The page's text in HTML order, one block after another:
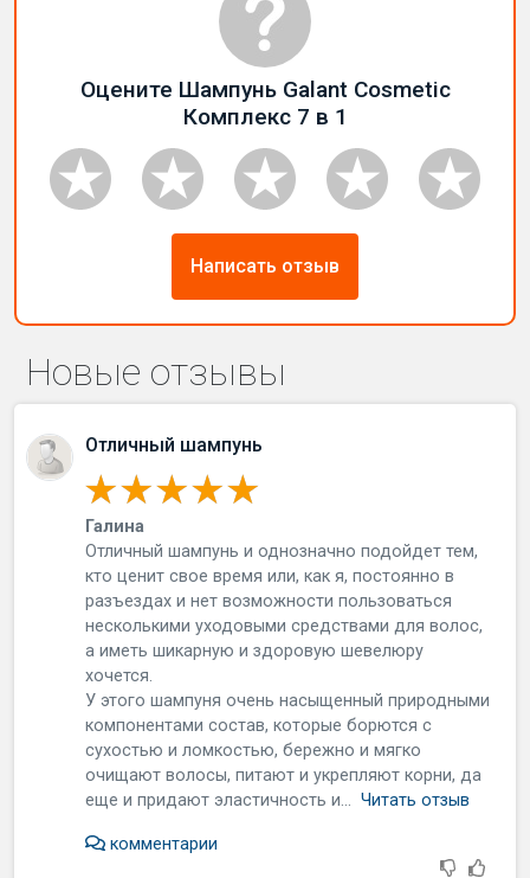
Оцените Шампунь Galant Cosmetic
Комплекс 7 в 1
Написать отзыв
Новые отзывы
Отличный шампунь
Галина
Отличный шампунь и однозначно подойдет тем,
кто ценит свое время или, как я, постоянно в
разъездах и нет возможности пользоваться
несколькими уходовыми средствами для волос,
а иметь шикарную и здоровую шевелюру
хочется.
У этого шампуня очень насыщенный природными
компонентами состав, которые борются с
сухостью и ломкостью, бережно и мягко
очищают волосы, питают и укрепляют корни, да
еще и придают эластичность и...Читать отзыв
комментарии